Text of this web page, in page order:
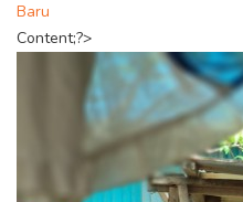
Baru
Content;?>